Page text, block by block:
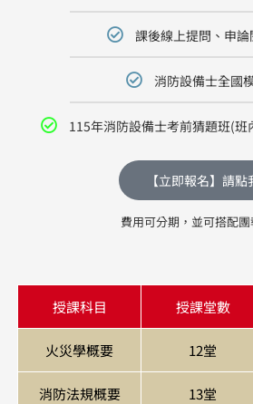
課後線上提問、申
消防設備士全國
115年消防設備士考前猜題班(班
【立即報名】請點
費用可分期，並可搭配
授課科目 授課堂數
火災學概要 12堂
消防法規概要 13堂